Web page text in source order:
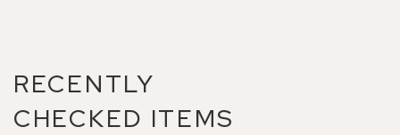
RECENTLY
CHECKED ITEMS